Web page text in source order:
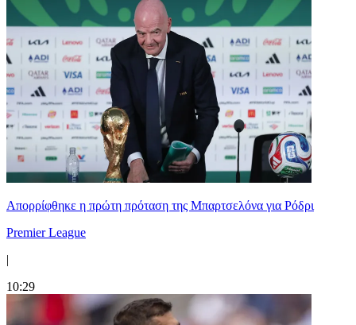
Απορρίφθηκε η πρώτη πρόταση της Μπαρτσελόνα για Ρόδρι
Premier League
|
10:29